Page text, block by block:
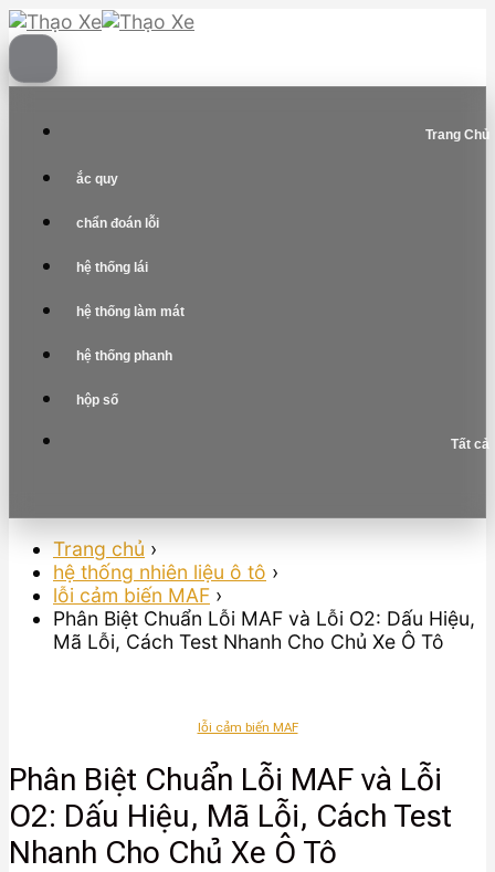
Skip
to
content
Trang Chủ
ắc quy
chẩn đoán lỗi
hệ thống lái
hệ thống làm mát
hệ thống phanh
hộp số
Tất cả
Trang chủ ›
hệ thống nhiên liệu ô tô ›
lỗi cảm biến MAF ›
Phân Biệt Chuẩn Lỗi MAF và Lỗi O2: Dấu Hiệu,
Mã Lỗi, Cách Test Nhanh Cho Chủ Xe Ô Tô
lỗi cảm biến MAF
Phân Biệt Chuẩn Lỗi MAF và Lỗi
O2: Dấu Hiệu, Mã Lỗi, Cách Test
Nhanh Cho Chủ Xe Ô Tô